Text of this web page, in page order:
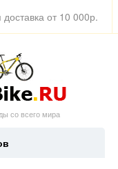
от 10 000р.
со всего мира